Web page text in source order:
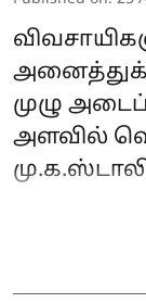
முழு
அளவில்